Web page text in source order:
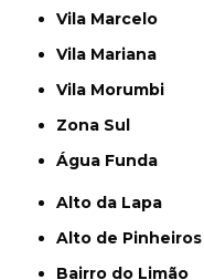
Vila Marcelo
Vila Mariana
Vila Morumbi
Zona Sul
Água Funda
Alto da Lapa
Alto de Pinheiros
Bairro do Limão